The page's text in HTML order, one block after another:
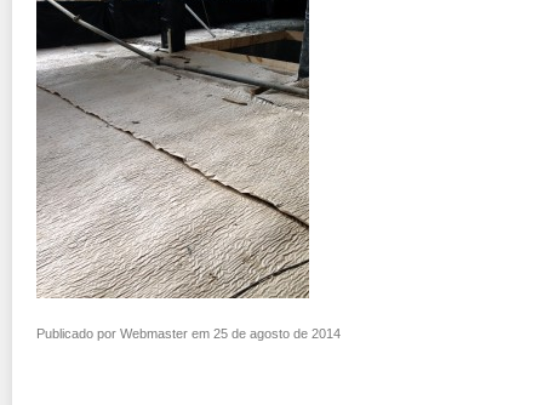
Publicado por Webmaster em 25 de agosto de 2014